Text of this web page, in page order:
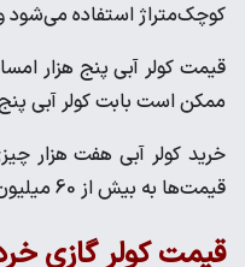
کوچک‌متراژ استفاده می‌شود و اگر متراژ خانه بالای 110
ممکن است بابت کولر آبی پنج هزار از مرز 50
قیمت‌ها به بیش از 60 میلیون تومان می‌رسد.
قیمت کولر گازی خرداد